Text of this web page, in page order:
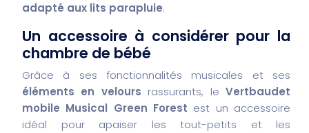
adapté aux lits parapluie.
Un accessoire à considérer pour la
chambre de bébé
Grâce à ses fonctionnalités musicales et ses
éléments en velours rassurants, leVertbaudet
mobile Musical Green Forest est un accessoire
idéal pour apaiser les tout-petits et les